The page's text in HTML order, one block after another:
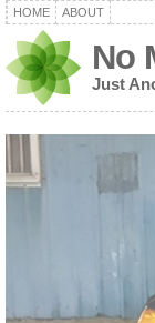
HOME ABOUT
No
Just